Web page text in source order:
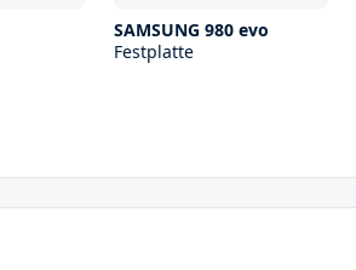
SAMSUNG 980 evo
Festplatte